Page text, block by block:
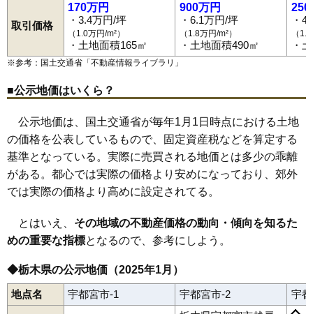
取引価格
170万円
・3.4万円/坪
（1.0万円/m²）
・土地面積165㎡
900万円
・6.1万円/坪
（1.8万円/m²）
・土地面積490㎡
250
・
（
・
※参考：国土交通省「不動産情報ライブラリ 」
■公示地価はいくら？
公示地価は、国土交通省が毎年1月1日時点における土地
の価格を公表しているもので、固定資産税などを算定する
基準となっている。実際に売買される地価とは多少の乖離
がある。都心では実際の価格より安めになっており、郊外
では実際の価格より高めに設定されてる。
とはいえ、 その地域の不動産価格の動向・傾向を知るた
めの重要な指標となるので、参考にしよう。
◆栃木県の公示地価（2025年1月）
地点名 宇都宮市-1 宇都宮市-2
宇